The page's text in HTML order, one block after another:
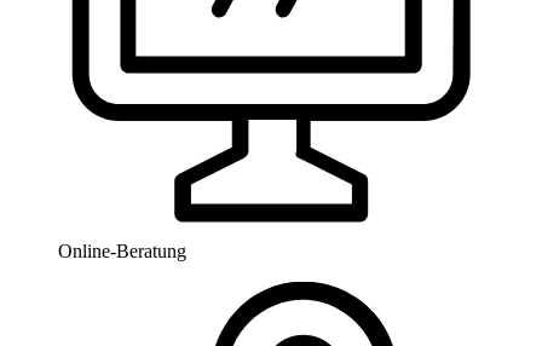
Online-Beratung